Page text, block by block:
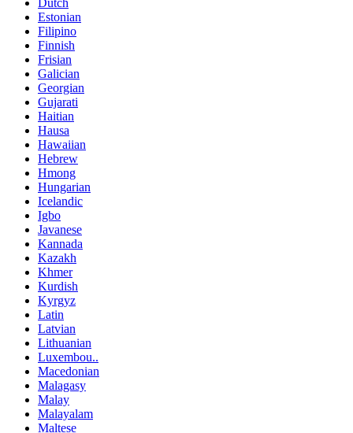
Dutch
Estonian
Filipino
Finnish
Frisian
Galician
Georgian
Gujarati
Haitian
Hausa
Hawaiian
Hebrew
Hmong
Hungarian
Icelandic
Igbo
Javanese
Kannada
Kazakh
Khmer
Kurdish
Kyrgyz
Latin
Latvian
Lithuanian
Luxembou..
Macedonian
Malagasy
Malay
Malayalam
Maltese